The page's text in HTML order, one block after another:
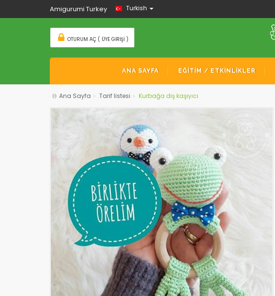
Amigurumi Turkey Turkish
OTURUM AÇ ( ÜYE GIRIŞI )
ANA SAYFA EĞİTİM / ETKİNLİKLER
Ana Sayfa Tarif listesi Kurbağa diş kaşıyıcı